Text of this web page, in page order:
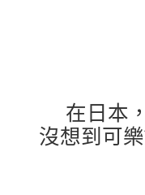
在日本
沒想到可